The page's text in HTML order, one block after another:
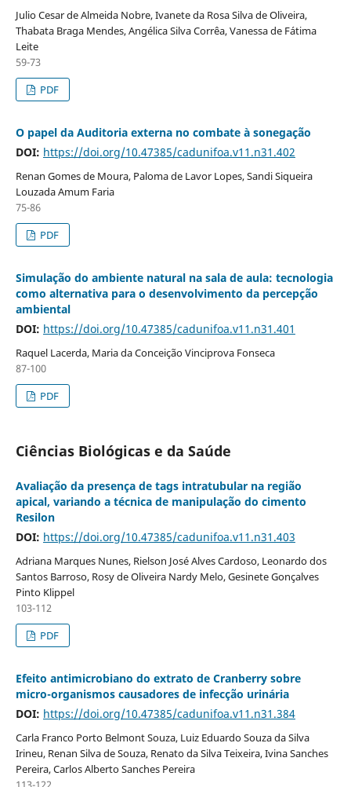
Julio Cesar de Almeida Nobre, Ivanete da Rosa Silva de Oliveira,
Thabata Braga Mendes, Angélica Silva Corrêa, Vanessa de Fátima
Leite
59-73
PDF
O papel da Auditoria externa no combate à sonegação
DOI: https://doi.org/10.47385/cadunifoa.v11.n31.402
Renan Gomes de Moura, Paloma de Lavor Lopes, Sandi Siqueira
Louzada Amum Faria
75-86
PDF
Simulação do ambiente natural na sala de aula: tecnologia
como alternativa para o desenvolvimento da percepção
ambiental
DOI: https://doi.org/10.47385/cadunifoa.v11.n31.401
Raquel Lacerda, Maria da Conceição Vinciprova Fonseca
87-100
PDF
Ciências Biológicas e da Saúde
Avaliação da presença de tags intratubular na região
apical, variando a técnica de manipulação do cimento
Resilon
DOI: https://doi.org/10.47385/cadunifoa.v11.n31.403
Adriana Marques Nunes, Rielson José Alves Cardoso, Leonardo dos
Santos Barroso, Rosy de Oliveira Nardy Melo, Gesinete Gonçalves
Pinto Klippel
103-112
PDF
Efeito antimicrobiano do extrato de Cranberry sobre
micro-organismos causadores de infecção urinária
DOI: https://doi.org/10.47385/cadunifoa.v11.n31.384
Carla Franco Porto Belmont Souza, Luiz Eduardo Souza da Silva
Irineu, Renan Silva de Souza, Renato da Silva Teixeira, Ivina Sanches
Pereira, Carlos Alberto Sanches Pereira